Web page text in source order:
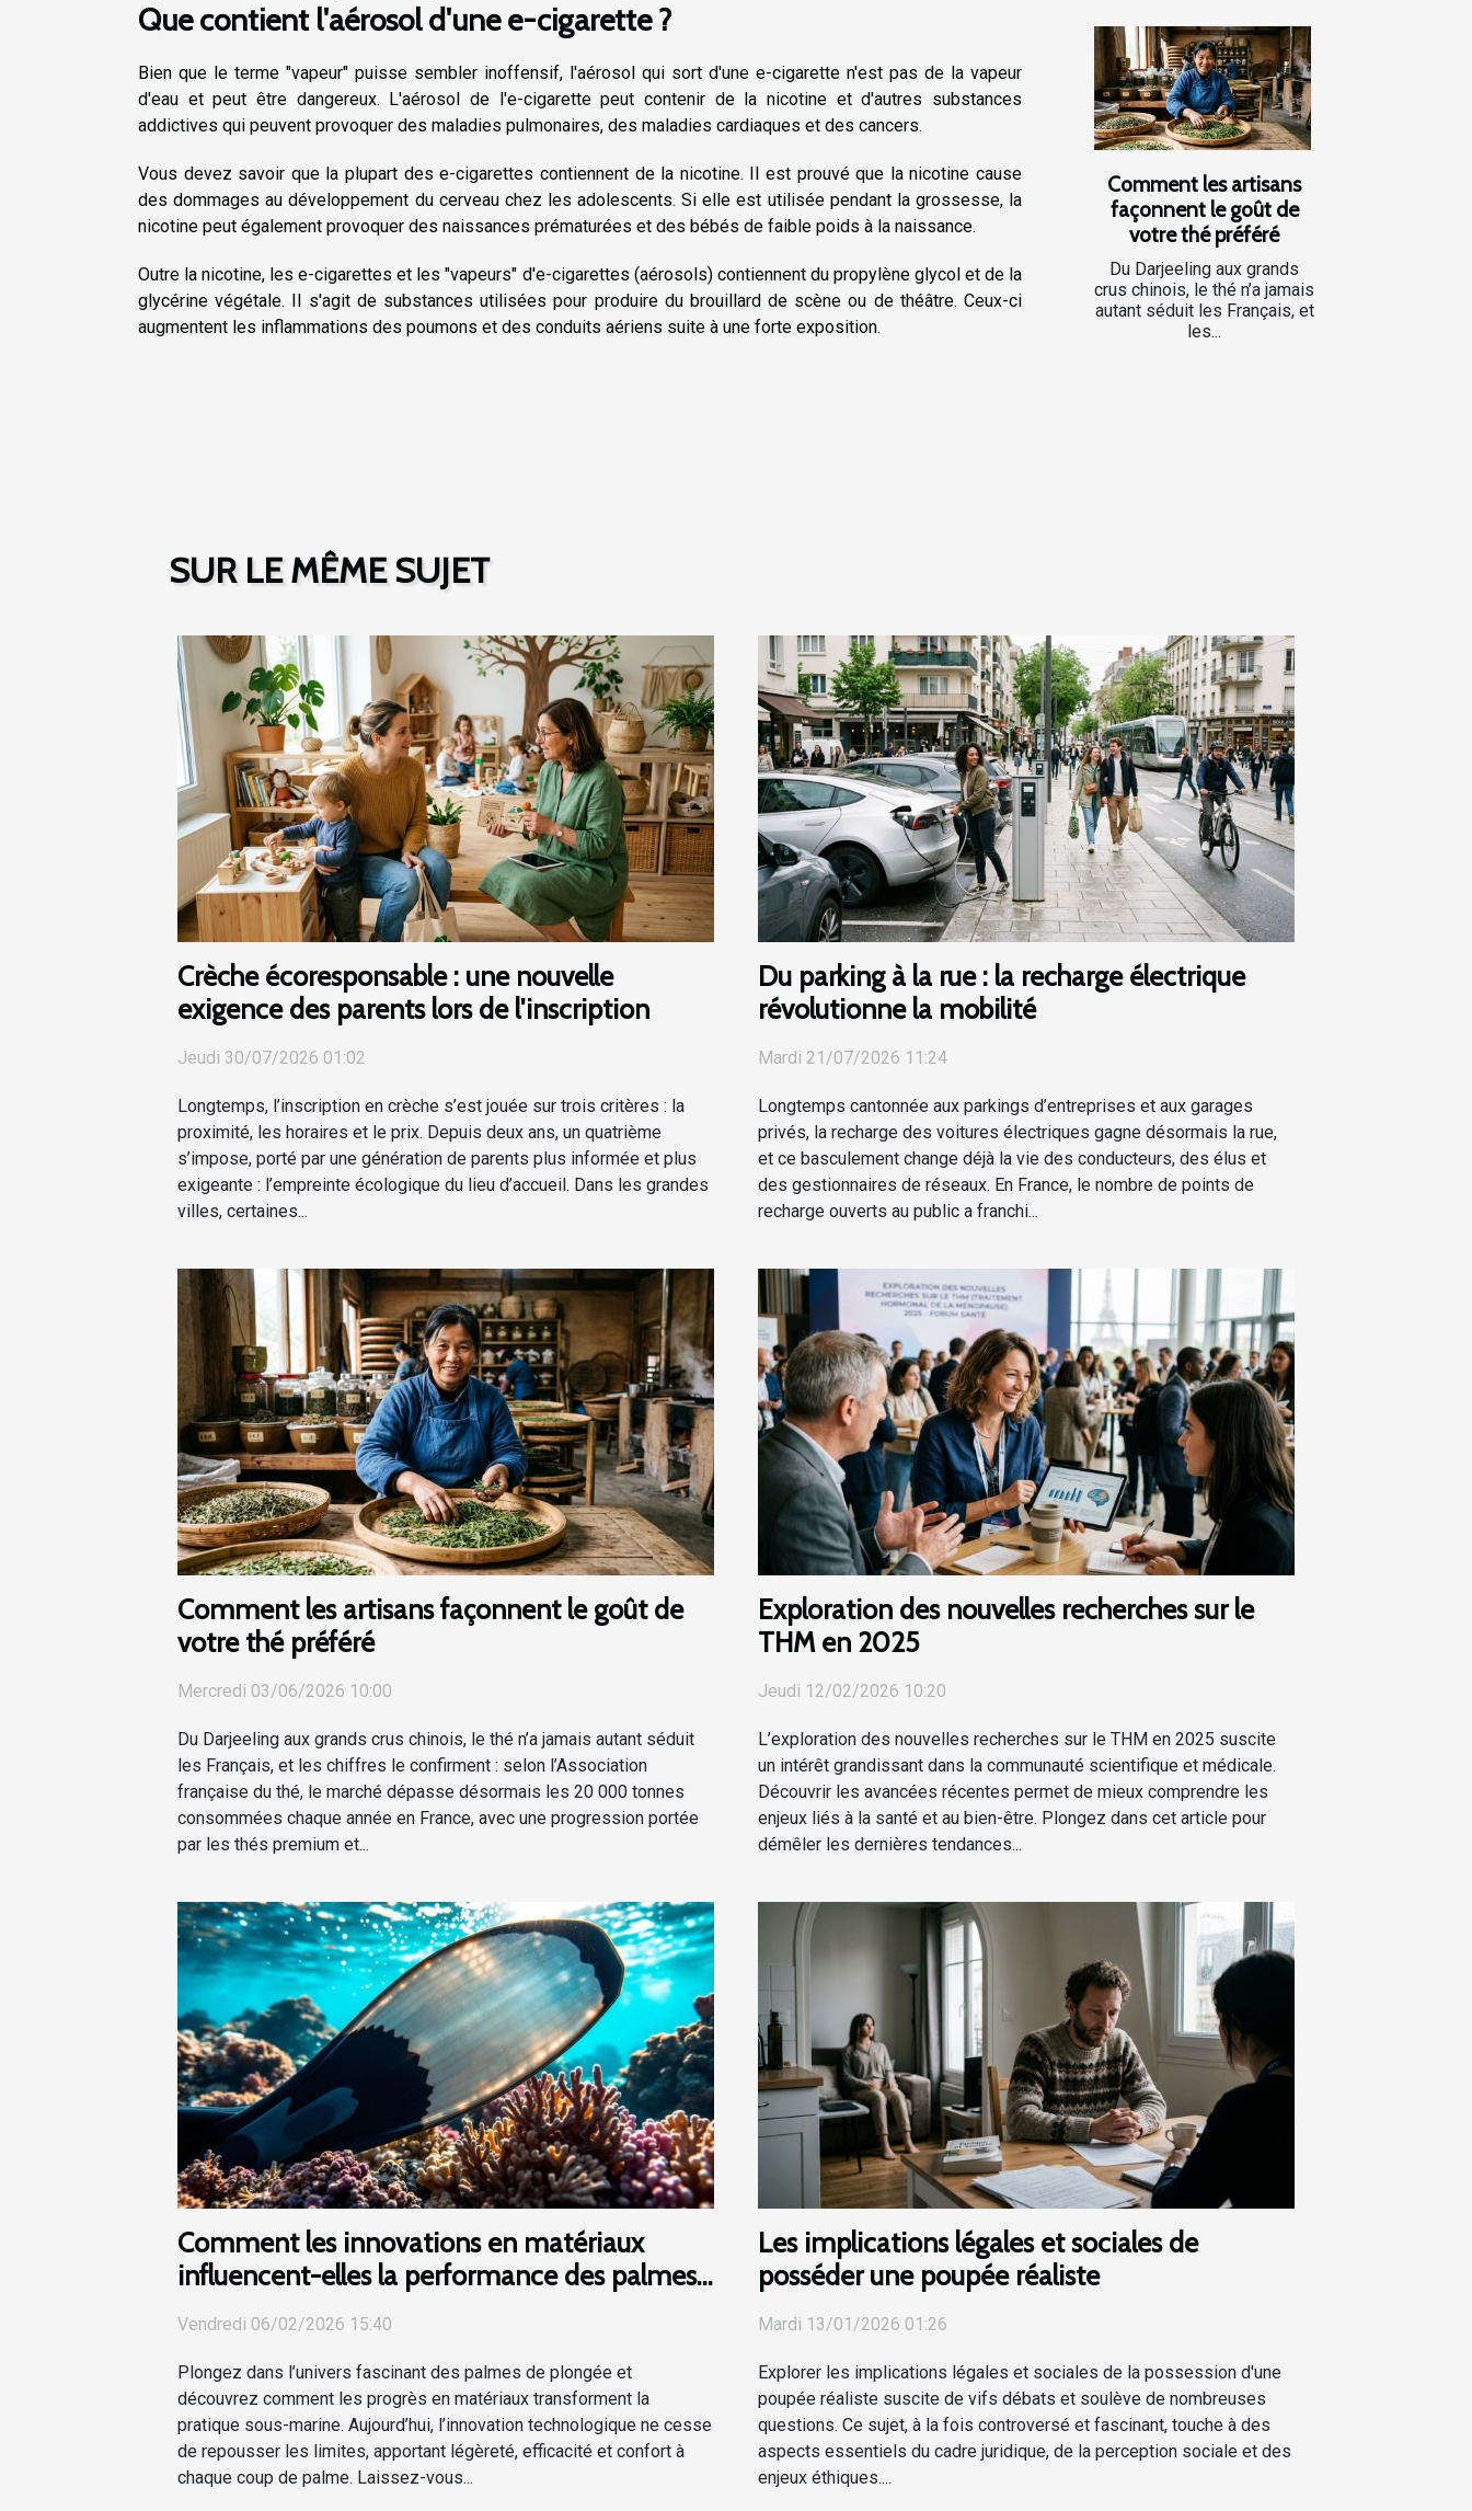
Que contient l'aérosol d'une e-cigarette ?
Bien que le terme "vapeur" puisse sembler inoffensif, l'aérosol qui sort d'une e-cigarette n'est pas de la vapeur
d'eau et peut être dangereux. L'aérosol de l'e-cigarette peut contenir de la nicotine et d'autres substances
addictives qui peuvent provoquer des maladies pulmonaires, des maladies cardiaques et des cancers.
Vous devez savoir que la plupart des e-cigarettes contiennent de la nicotine. Il est prouvé que la nicotine cause
des dommages au développement du cerveau chez les adolescents. Si elle est utilisée pendant la grossesse, la
nicotine peut également provoquer des naissances prématurées et des bébés de faible poids à la naissance.
Outre la nicotine, les e-cigarettes et les "vapeurs" d'e-cigarettes (aérosols) contiennent du propylène glycol et de la
glycérine végétale. Il s'agit de substances utilisées pour produire du brouillard de scène ou de théâtre. Ceux-ci
augmentent les inflammations des poumons et des conduits aériens suite à une forte exposition.
Comment les artisans
façonnent le goût de
votre thé préféré
Du Darjeeling aux grands
crus chinois, le thé n’a jamais
autant séduit les Français, et
les...
SUR LE MÊME SUJET
Crèche écoresponsable : une nouvelle
exigence des parents lors de l'inscription
Jeudi 30/07/2026 01:02
Longtemps, l’inscription en crèche s’est jouée sur trois critères : la
proximité, les horaires et le prix. Depuis deux ans, un quatrième
s’impose, porté par une génération de parents plus informée et plus
exigeante : l’empreinte écologique du lieu d’accueil. Dans les grandes
villes, certaines...
Du parking à la rue : la recharge électrique
révolutionne la mobilité
Mardi 21/07/2026 11:24
Longtemps cantonnée aux parkings d’entreprises et aux garages
privés, la recharge des voitures électriques gagne désormais la rue,
et ce basculement change déjà la vie des conducteurs, des élus et
des gestionnaires de réseaux. En France, le nombre de points de
recharge ouverts au public a franchi...
Comment les artisans façonnent le goût de
votre thé préféré
Mercredi 03/06/2026 10:00
Du Darjeeling aux grands crus chinois, le thé n’a jamais autant séduit
les Français, et les chiffres le confirment : selon l’Association
française du thé, le marché dépasse désormais les 20 000 tonnes
consommées chaque année en France, avec une progression portée
par les thés premium et...
Exploration des nouvelles recherches sur le
THM en 2025
Jeudi 12/02/2026 10:20
L’exploration des nouvelles recherches sur le THM en 2025 suscite
un intérêt grandissant dans la communauté scientifique et médicale.
Découvrir les avancées récentes permet de mieux comprendre les
enjeux liés à la santé et au bien-être. Plongez dans cet article pour
démêler les dernières tendances...
Comment les innovations en matériaux
influencent-elles la performance des palmes
Vendredi 06/02/2026 15:40
Plongez dans l’univers fascinant des palmes de plongée et
découvrez comment les progrès en matériaux transforment la
pratique sous-marine. Aujourd’hui, l’innovation technologique ne cesse
de repousser les limites, apportant légèreté, efficacité et confort à
chaque coup de palme. Laissez-vous...
Les implications légales et sociales de
posséder une poupée réaliste
Mardi 13/01/2026 01:26
Explorer les implications légales et sociales de la possession d'une
poupée réaliste suscite de vifs débats et soulève de nombreuses
questions. Ce sujet, à la fois controversé et fascinant, touche à des
aspects essentiels du cadre juridique, de la perception sociale et des
enjeux éthiques....